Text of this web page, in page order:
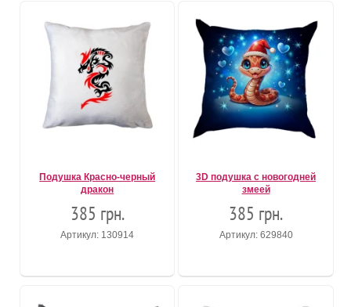
Подушка Красно-черный
дракон
385 грн.
Артикул: 130914
3D подушка с новогодней
змеей
385 грн.
Артикул: 629840